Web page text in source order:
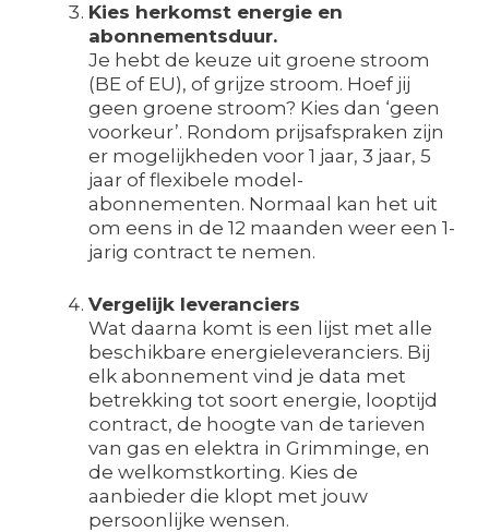
Kies herkomst energie en
abonnementsduur.
Je hebt de keuze uit groene stroom
(BE of EU), of grijze stroom. Hoef jij
geen groene stroom? Kies dan ‘geen
voorkeur’. Rondom prijsafspraken zijn
er mogelijkheden voor 1 jaar, 3 jaar, 5
jaar of flexibele model-
abonnementen. Normaal kan het uit
om eens in de 12 maanden weer een 1-
jarig contract te nemen.
Vergelijk leveranciers
Wat daarna komt is een lijst met alle
beschikbare energieleveranciers. Bij
elk abonnement vind je data met
betrekking tot soort energie, looptijd
contract, de hoogte van de tarieven
van gas en elektra in Grimminge, en
de welkomstkorting. Kies de
aanbieder die klopt met jouw
persoonlijke wensen.